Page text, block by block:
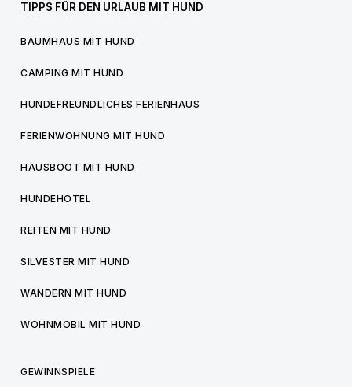
TIPPS FÜR DEN URLAUB MIT HUND
BAUMHAUS MIT HUND
CAMPING MIT HUND
HUNDEFREUNDLICHES FERIENHAUS
FERIENWOHNUNG MIT HUND
HAUSBOOT MIT HUND
HUNDEHOTEL
REITEN MIT HUND
SILVESTER MIT HUND
WANDERN MIT HUND
WOHNMOBIL MIT HUND
GEWINNSPIELE